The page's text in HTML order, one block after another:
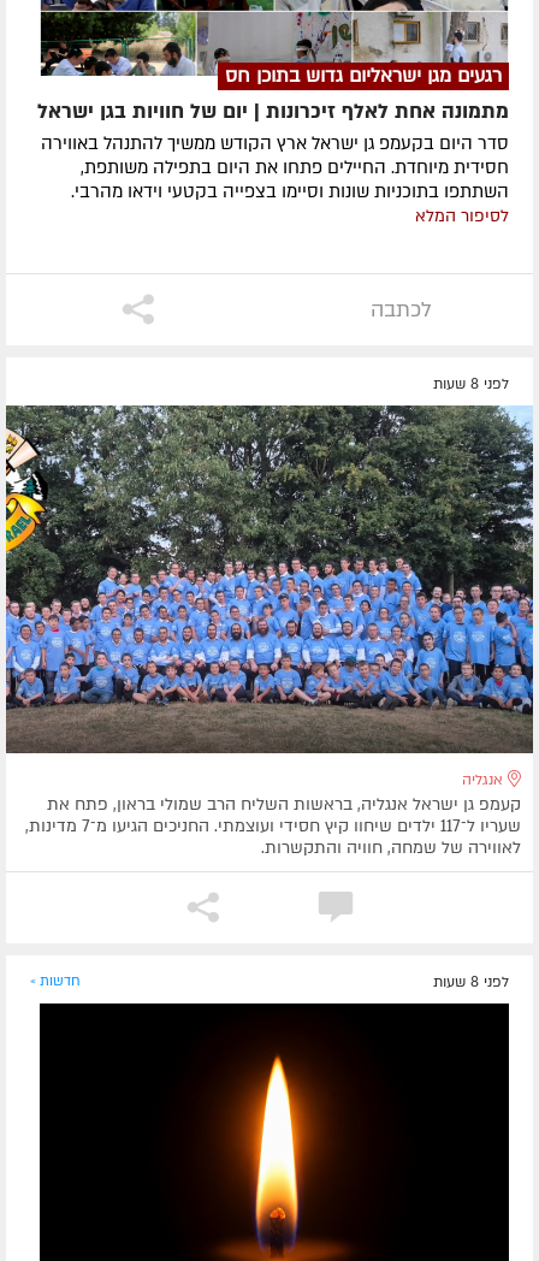
רגעים מגן ישראליום גדוש בתוכן חס
מתמונה אחת לאלף זיכרונות | יום של חוויות בגן ישראל
סדר היום בקעמפ גן ישראל ארץ הקודש ממשיך להתנהל באווירה
חסידית מיוחדת. החיילים פתחו את היום בתפילה משותפת,
השתתפו בתוכניות שונות וסיימו בצפייה בקטעי וידאו מהרבי.
לסיפור המלא
לכתבה
לפני 8 שעות
אנגליה
קעמפ גן ישראל אנגליה, בראשות השליח הרב שמולי בראון, פתח את
שעריו ל־117 ילדים שיחוו קיץ חסידי ועוצמתי. החניכים הגיעו מ־7 מדינות,
לאווירה של שמחה, חוויה והתקשרות.
לפני 8 שעות חדשות »